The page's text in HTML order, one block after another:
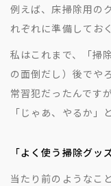
例えば、床掃除用の
れぞれに準備してお
私はこれまで、「掃
の面倒だし）後でや
常習犯だったんです
「じゃあ、やるか」
「よく使う掃除グッ
当たり前のようなこ